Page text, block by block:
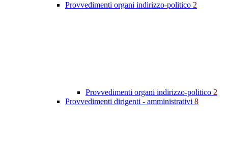
Provvedimenti organi indirizzo-politico 2
Provvedimenti organi indirizzo-politico 2
Provvedimenti dirigenti - amministrativi 8